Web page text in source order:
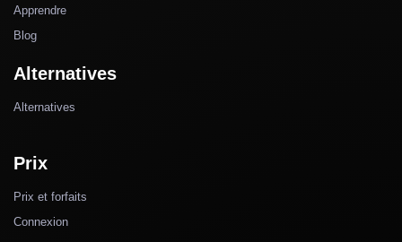
Apprendre
Blog
Alternatives
Alternatives
Prix
Prix et forfaits
Connexion